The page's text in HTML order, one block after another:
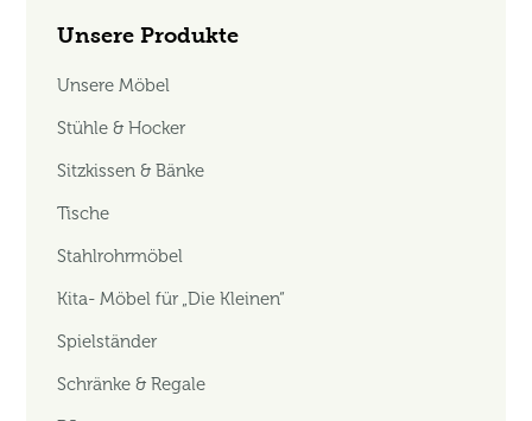
Unsere Produkte
Unsere Möbel
Stühle & Hocker
Sitzkissen & Bänke
Tische
Stahlrohrmöbel
Kita- Möbel für „Die Kleinen“
Spielständer
Schränke & Regale